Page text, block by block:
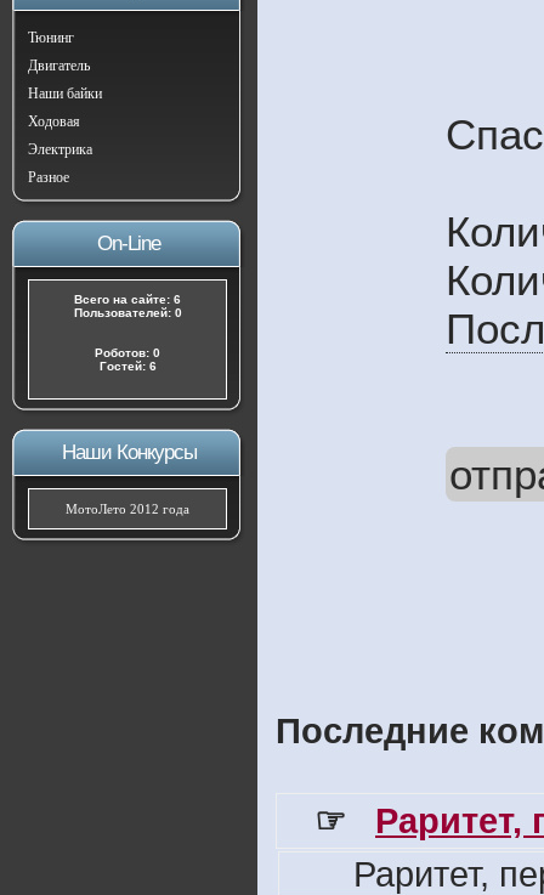
Тюнинг
Двигатель
Наши байки
Ходовая
Электрика
Разное
On-Line
Всего на сайте: 6
Пользователей: 0
Роботов: 0
Гостей: 6
Наши Конкурсы
МотоЛето 2012 года
Последние
☞
Раритет,
Раритет,